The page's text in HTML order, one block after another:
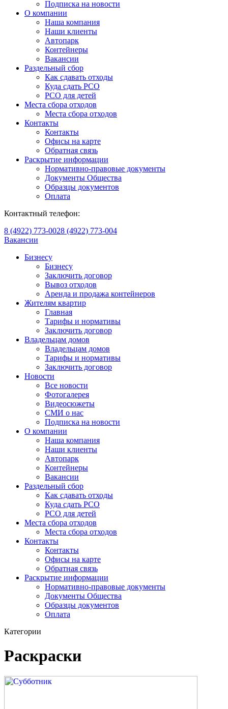
Подписка на новости
О компании
Наша компания
Наши клиенты
Автопарк
Контейнеры
Вакансии
Раздельный сбор
Как сдавать отходы
Куда сдать РСО
РСО для детей
Места сбора отходов
Места сбора отходов
Контакты
Контакты
Офисы на карте
Обратная связь
Раскрытие информации
Нормативно-правовые документы
Документы Общества
Образцы документов
Оплата
Контактный телефон:
8 (4922) 773-0028 (4922) 773-004
Вакансии
Бизнесу
Бизнесу
Заключить договор
Вывоз отходов
Аренда и продажа контейнеров
Жителям квартир
Главная
Тарифы и нормативы
Заключить договор
Владельцам домов
Владельцам домов
Тарифы и нормативы
Заключить договор
Новости
Все новости
Фотогалерея
Видеосюжеты
СМИ о нас
Подписка на новости
О компании
Наша компания
Наши клиенты
Автопарк
Контейнеры
Вакансии
Раздельный сбор
Как сдавать отходы
Куда сдать РСО
РСО для детей
Места сбора отходов
Места сбора отходов
Контакты
Контакты
Офисы на карте
Обратная связь
Раскрытие информации
Нормативно-правовые документы
Документы Общества
Образцы документов
Оплата
Категории
Раскраски